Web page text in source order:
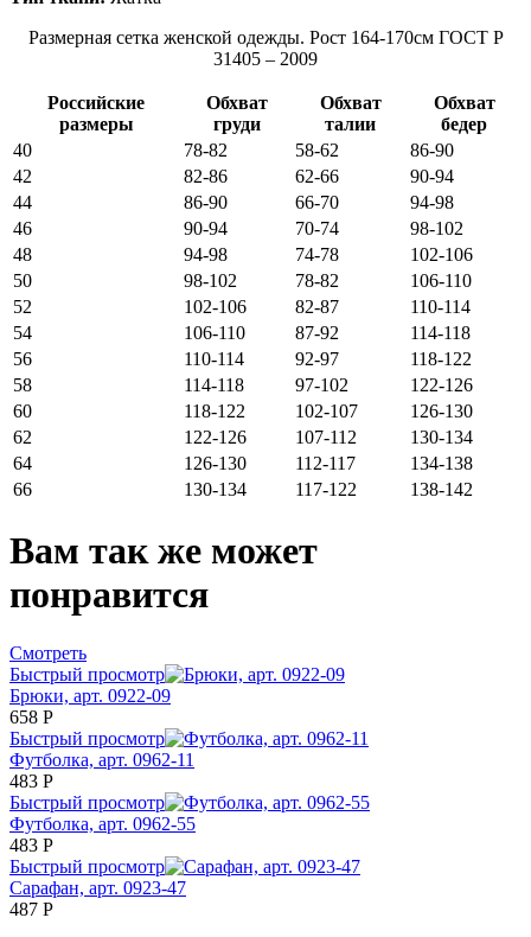
Размерная сетка женской одежды. Рост 164-170см ГОСТ Р
31405 – 2009
Российские
размеры
Обхват
груди
Обхват
талии
Обхват
бедер
40
78-82 58-62
86-90
42
82-86 62-66
90-94
44
86-90 66-70
94-98
46
90-94 70-74
98-102
48
94-98 74-78
102-106
50
98-102 78-82
106-110
52
102-106 82-87
110-114
54
106-110 87-92
114-118
56
110-114 92-97
118-122
58
114-118 97-102
122-126
60
118-122 102-107
126-130
62
122-126 107-112
130-134
64
126-130 112-117
134-138
66
130-134 117-122 138-142
Вам так же может
понравится
Смотреть
Быстрый просмотр
Брюки, арт. 0922-09
658 Р
Быстрый просмотр
Футболка, арт. 0962-11
483 Р
Быстрый просмотр
Футболка, арт. 0962-55
483 Р
Быстрый просмотр
Сарафан, арт. 0923-47
487 Р